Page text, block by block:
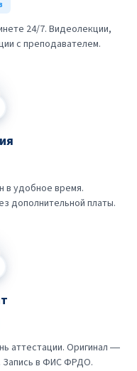
24/7. Видеолекции,
с преподавателем.
в удобное время.
дополнительной платы.
аттестации. Оригинал —
Запись в ФИС ФРДО.